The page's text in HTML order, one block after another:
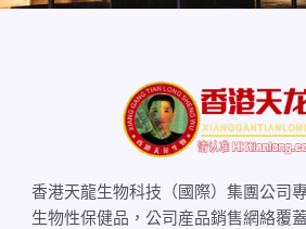
香港天龍生物科技（國際）集團公司
生物性保健品，公司産品銷售網絡覆